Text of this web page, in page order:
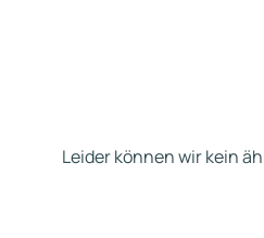
Leider können wir kein